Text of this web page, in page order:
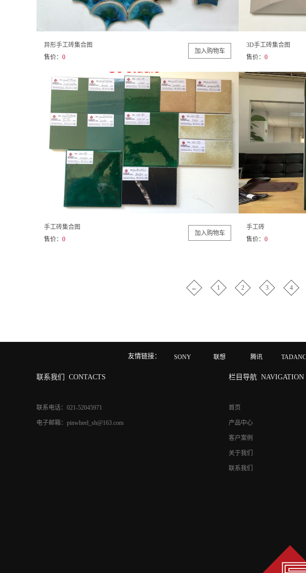
异形手工砖集合图
售价： 0
3D手工砖集合图
售价： 0
手工砖集合图
售价： 0
手工砖
售价： 0
← 1 2 3 4
友情链接： SONY 联想 腾讯 TADANO
联系我们 CONTACTS
联系电话：021-52045971
电子邮箱：pinwheel_sh@163.com
栏目导航 NAVIGATION
首页
产品中心
客户案例
关于我们
联系我们